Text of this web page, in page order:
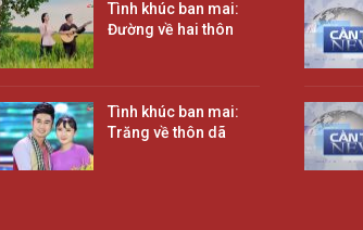
Tình khúc ban mai:
Đường về hai thôn
Tình khúc ban mai:
Trăng về thôn dã